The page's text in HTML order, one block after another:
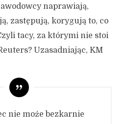
naprawiają,
zastępują, korygują to, co
tacy, za którymi nie stoi
Uzasadniając, KM
nie może bezkarnie